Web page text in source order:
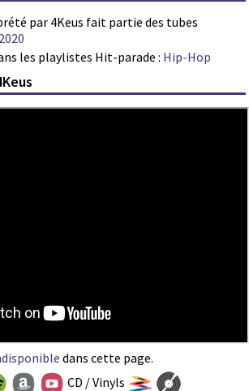
par 4Keus fait partie des tubes
2020
les playlistes Hit-parade : Hip-Hop
dans cette page.
CD / Vinyls